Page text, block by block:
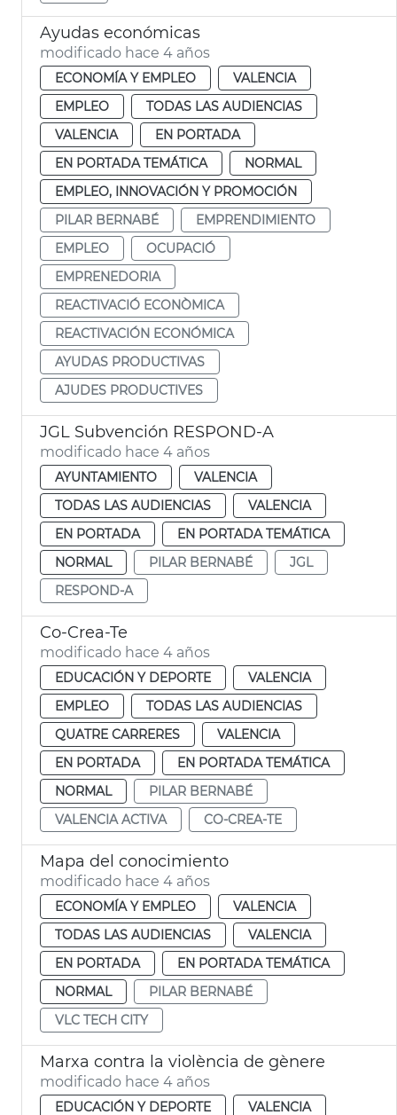
Ayudas económicas
modificado hace 4 años
ECONOMÍA Y EMPLEO
VALENCIA
EMPLEO
TODAS LAS AUDIENCIAS
VALENCIA
EN PORTADA
EN PORTADA TEMÁTICA
NORMAL
EMPLEO, INNOVACIÓN Y PROMOCIÓN
PILAR BERNABÉ
EMPRENDIMIENTO
EMPLEO
OCUPACIÓ
EMPRENEDORIA
REACTIVACIÓ ECONÒMICA
REACTIVACIÓN ECONÓMICA
AYUDAS PRODUCTIVAS
AJUDES PRODUCTIVES
JGL Subvención RESPOND-A
modificado hace 4 años
AYUNTAMIENTO
VALENCIA
TODAS LAS AUDIENCIAS
VALENCIA
EN PORTADA
EN PORTADA TEMÁTICA
NORMAL
PILAR BERNABÉ
JGL
RESPOND-A
Co-Crea-Te
modificado hace 4 años
EDUCACIÓN Y DEPORTE
VALENCIA
EMPLEO
TODAS LAS AUDIENCIAS
QUATRE CARRERES
VALENCIA
EN PORTADA
EN PORTADA TEMÁTICA
NORMAL
PILAR BERNABÉ
VALENCIA ACTIVA
CO-CREA-TE
Mapa del conocimiento
modificado hace 4 años
ECONOMÍA Y EMPLEO
VALENCIA
TODAS LAS AUDIENCIAS
VALENCIA
EN PORTADA
EN PORTADA TEMÁTICA
NORMAL
PILAR BERNABÉ
VLC TECH CITY
Marxa contra la violència de gènere
modificado hace 4 años
EDUCACIÓN Y DEPORTE VALENCIA